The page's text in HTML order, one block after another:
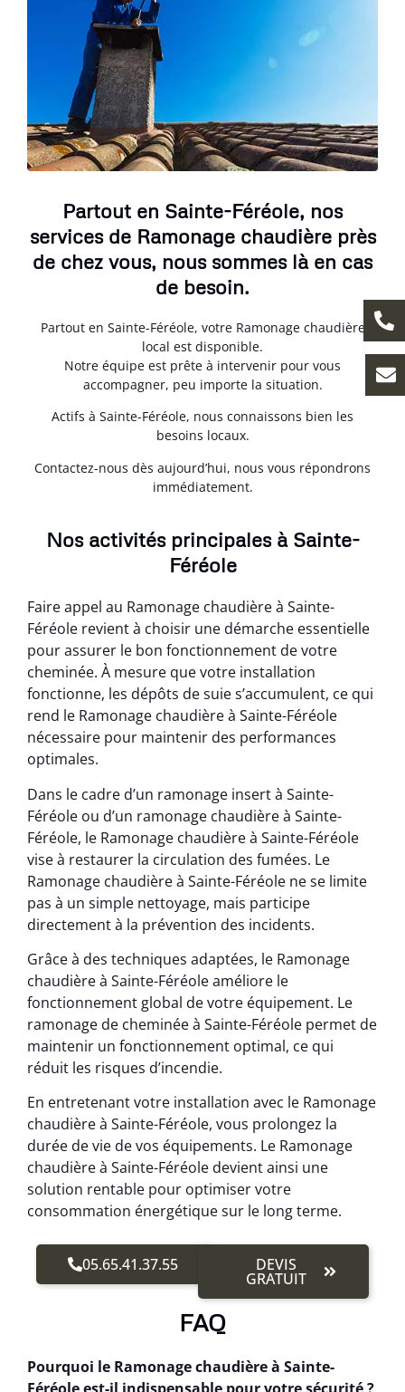
Partout en Sainte-Féréole, nos
services de Ramonage chaudière près
de chez vous, nous sommes là en cas
de besoin.
Partout en Sainte-Féréole, votre Ramonage chaudière
local est disponible.
Notre équipe est prête à intervenir pour vous
accompagner, peu importe la situation.
Actifs à Sainte-Féréole, nous connaissons bien les
besoins locaux.
Contactez-nous dès aujourd’hui, nous vous répondrons
immédiatement.
Nos activités principales à Sainte-
Féréole
Faire appel au Ramonage chaudière à Sainte-
Féréole revient à choisir une démarche essentielle
pour assurer le bon fonctionnement de votre
cheminée. À mesure que votre installation
fonctionne, les dépôts de suie s’accumulent, ce qui
rend le Ramonage chaudière à Sainte-Féréole
nécessaire pour maintenir des performances
optimales.
Dans le cadre d’un ramonage insert à Sainte-
Féréole ou d’un ramonage chaudière à Sainte-
Féréole, le Ramonage chaudière à Sainte-Féréole
vise à restaurer la circulation des fumées. Le
Ramonage chaudière à Sainte-Féréole ne se limite
pas à un simple nettoyage, mais participe
directement à la prévention des incidents.
Grâce à des techniques adaptées, le Ramonage
chaudière à Sainte-Féréole améliore le
fonctionnement global de votre équipement. Le
ramonage de cheminée à Sainte-Féréole permet de
maintenir un fonctionnement optimal, ce qui
réduit les risques d’incendie.
En entretenant votre installation avec le Ramonage
chaudière à Sainte-Féréole, vous prolongez la
durée de vie de vos équipements. Le Ramonage
chaudière à Sainte-Féréole devient ainsi une
solution rentable pour optimiser votre
consommation énergétique sur le long terme.
05.65.41.37.55 DEVIS
GRATUIT
FAQ
Pourquoi le Ramonage chaudière à Sainte-